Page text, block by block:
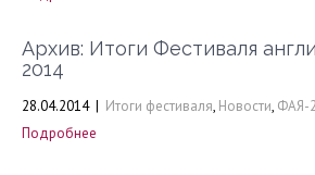
Архив: Итоги Фестиваля
2014
28.04.2014 | Итоги фестиваля, Новости, ФАЯ-
Подробнее